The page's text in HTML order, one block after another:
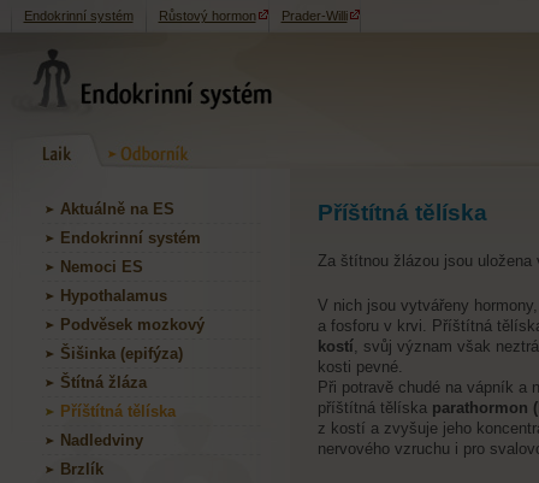
Endokrinní systém Růstový hormon Prader-Willi
Aktuálně na ES
Endokrinní systém
Nemoci ES
Hypothalamus
Podvěsek mozkový
Šišinka (epifýza)
Štítná žláza
Příštítná tělíska
Nadledviny
Brzlík
Příštítná tělíska
Za štítnou žlázou jsou
V nich jsou vytvářeny
a fosforu v krvi. Příštítná
kostí, svůj význam však
kosti pevné.
Při potravě chudé na vápník a
příštítná tělíska parathormon
z kostí a zvyšuje jeho
nervového vzruchu i pro